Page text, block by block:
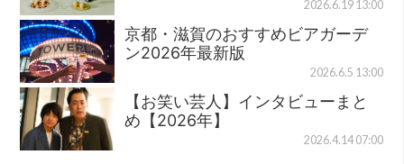
2026.6.19 13:00
京都・滋賀のおすすめビアガーデ
ン2026年最新版
2026.6.5 13:00
【お笑い芸人】インタビューまと
め【2026年】
2026.4.14 07:00